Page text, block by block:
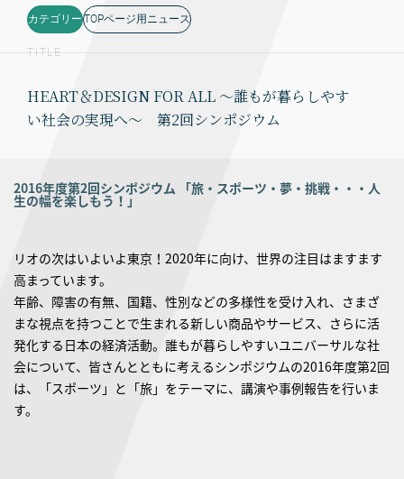
カテゴリー TOPページ用ニュース
TITLE
HEART＆DESIGN FOR ALL ～誰もが暮らしやす
い社会の実現へ～ 第2回シンポジウム
2016年度第2回シンポジウム 「旅・スポーツ・夢・挑戦・・・人
生の幅を楽しもう！」
リオの次はいよいよ東京！2020年に向け、世界の注目はますます
高まっています。
年齢、障害の有無、国籍、性別などの多様性を受け入れ、さまざ
まな視点を持つことで生まれる新しい商品やサービス、さらに活
発化する日本の経済活動。誰もが暮らしやすいユニバーサルな社
会について、皆さんとともに考えるシンポジウムの2016年度第2回
は、「スポーツ」と「旅」をテーマに、講演や事例報告を行いま
す。